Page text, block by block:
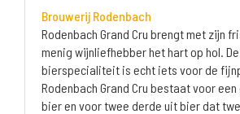
Brouwerij Rodenbach
Rodenbach Grand Cru brengt met zijn
menig wijnliefhebber het hart op hol.
bierspecialiteit is echt iets voor de
Rodenbach Grand Cru bestaat voor
bier en voor twee derde uit bier dat